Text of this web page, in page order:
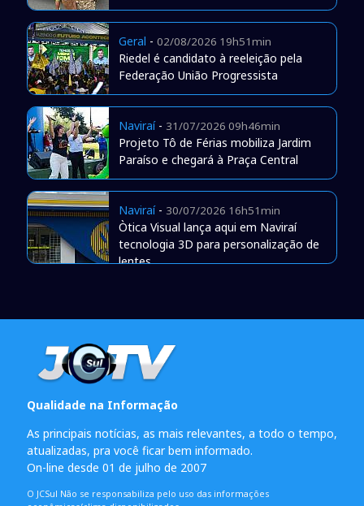
Geral - 02/08/2026 19h51min
Riedel é candidato à reeleição pela
Federação União Progressista
Naviraí- 31/07/2026 09h46min
Projeto Tô de Férias mobiliza Jardim
Paraíso e chegará à Praça Central
Naviraí- 30/07/2026 16h51min
Òtica Visual lança aqui em Naviraí
tecnologia 3D para personalização de
lentes
Qualidade na Informação
As principais notícias, as mais relevantes, a todo o tempo,
atualizadas, pra você ficar bem informado.
On-line desde 01 de julho de 2007
O JCSul Não se responsabiliza pelo uso das informações